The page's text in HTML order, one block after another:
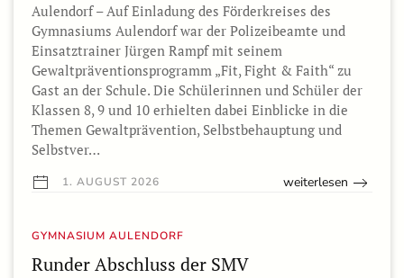
Aulendorf – Auf Einladung des Förderkreises des
Gymnasiums Aulendorf war der Polizeibeamte und
Einsatztrainer Jürgen Rampf mit seinem
Gewaltpräventionsprogramm „Fit, Fight & Faith“ zu
Gast an der Schule. Die Schülerinnen und Schüler der
Klassen 8, 9 und 10 erhielten dabei Einblicke in die
Themen Gewaltprävention, Selbstbehauptung und
Selbstver…
1. AUGUST 2026 weiterlesen
GYMNASIUM AULENDORF
Runder Abschluss der SMV